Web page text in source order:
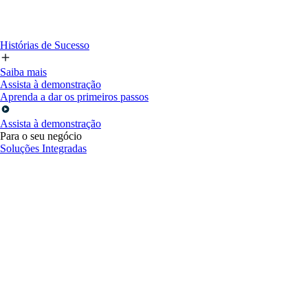
Histórias de Sucesso
Saiba mais
Assista à demonstração
Aprenda a dar os primeiros passos
Assista à demonstração
Para o seu negócio
Soluções Integradas